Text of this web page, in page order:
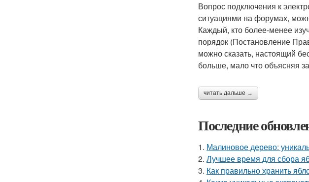
Вопрос подключения к
ситуациями на форумах,
Каждый, кто более-менее
порядок (Постановление
можно сказать, настоящий
больше, мало что объясняя
читать дальше →
Последние
1. Малиновое дерево:
2. Лучшее время для сбора
3. Как правильно хранить